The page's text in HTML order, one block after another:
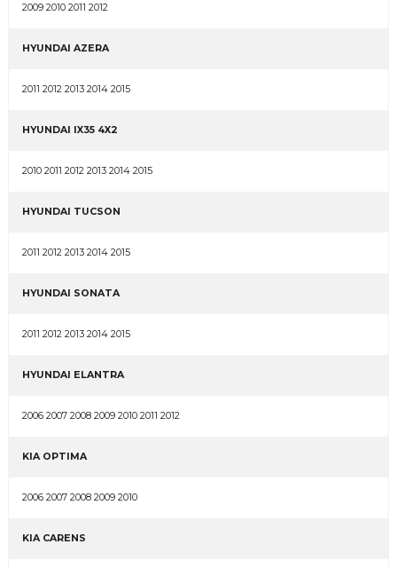
2009 2010 2011 2012
HYUNDAI AZERA
2011 2012 2013 2014 2015
HYUNDAI IX35 4X2
2010 2011 2012 2013 2014 2015
HYUNDAI TUCSON
2011 2012 2013 2014 2015
HYUNDAI SONATA
2011 2012 2013 2014 2015
HYUNDAI ELANTRA
2006 2007 2008 2009 2010 2011 2012
KIA OPTIMA
2006 2007 2008 2009 2010
KIA CARENS